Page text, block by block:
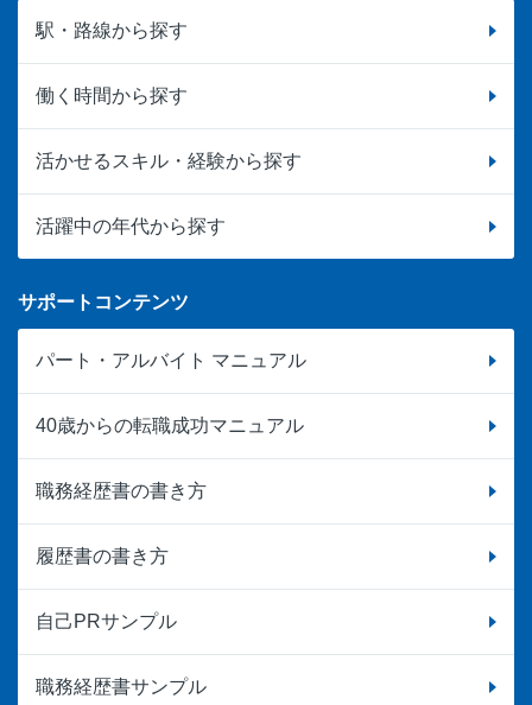
駅・路線から探す
働く時間から探す
活かせるスキル・経験から探す
活躍中の年代から探す
サポートコンテンツ
パート・アルバイト マニュアル
40歳からの転職成功マニュアル
職務経歴書の書き方
履歴書の書き方
自己PRサンプル
職務経歴書サンプル